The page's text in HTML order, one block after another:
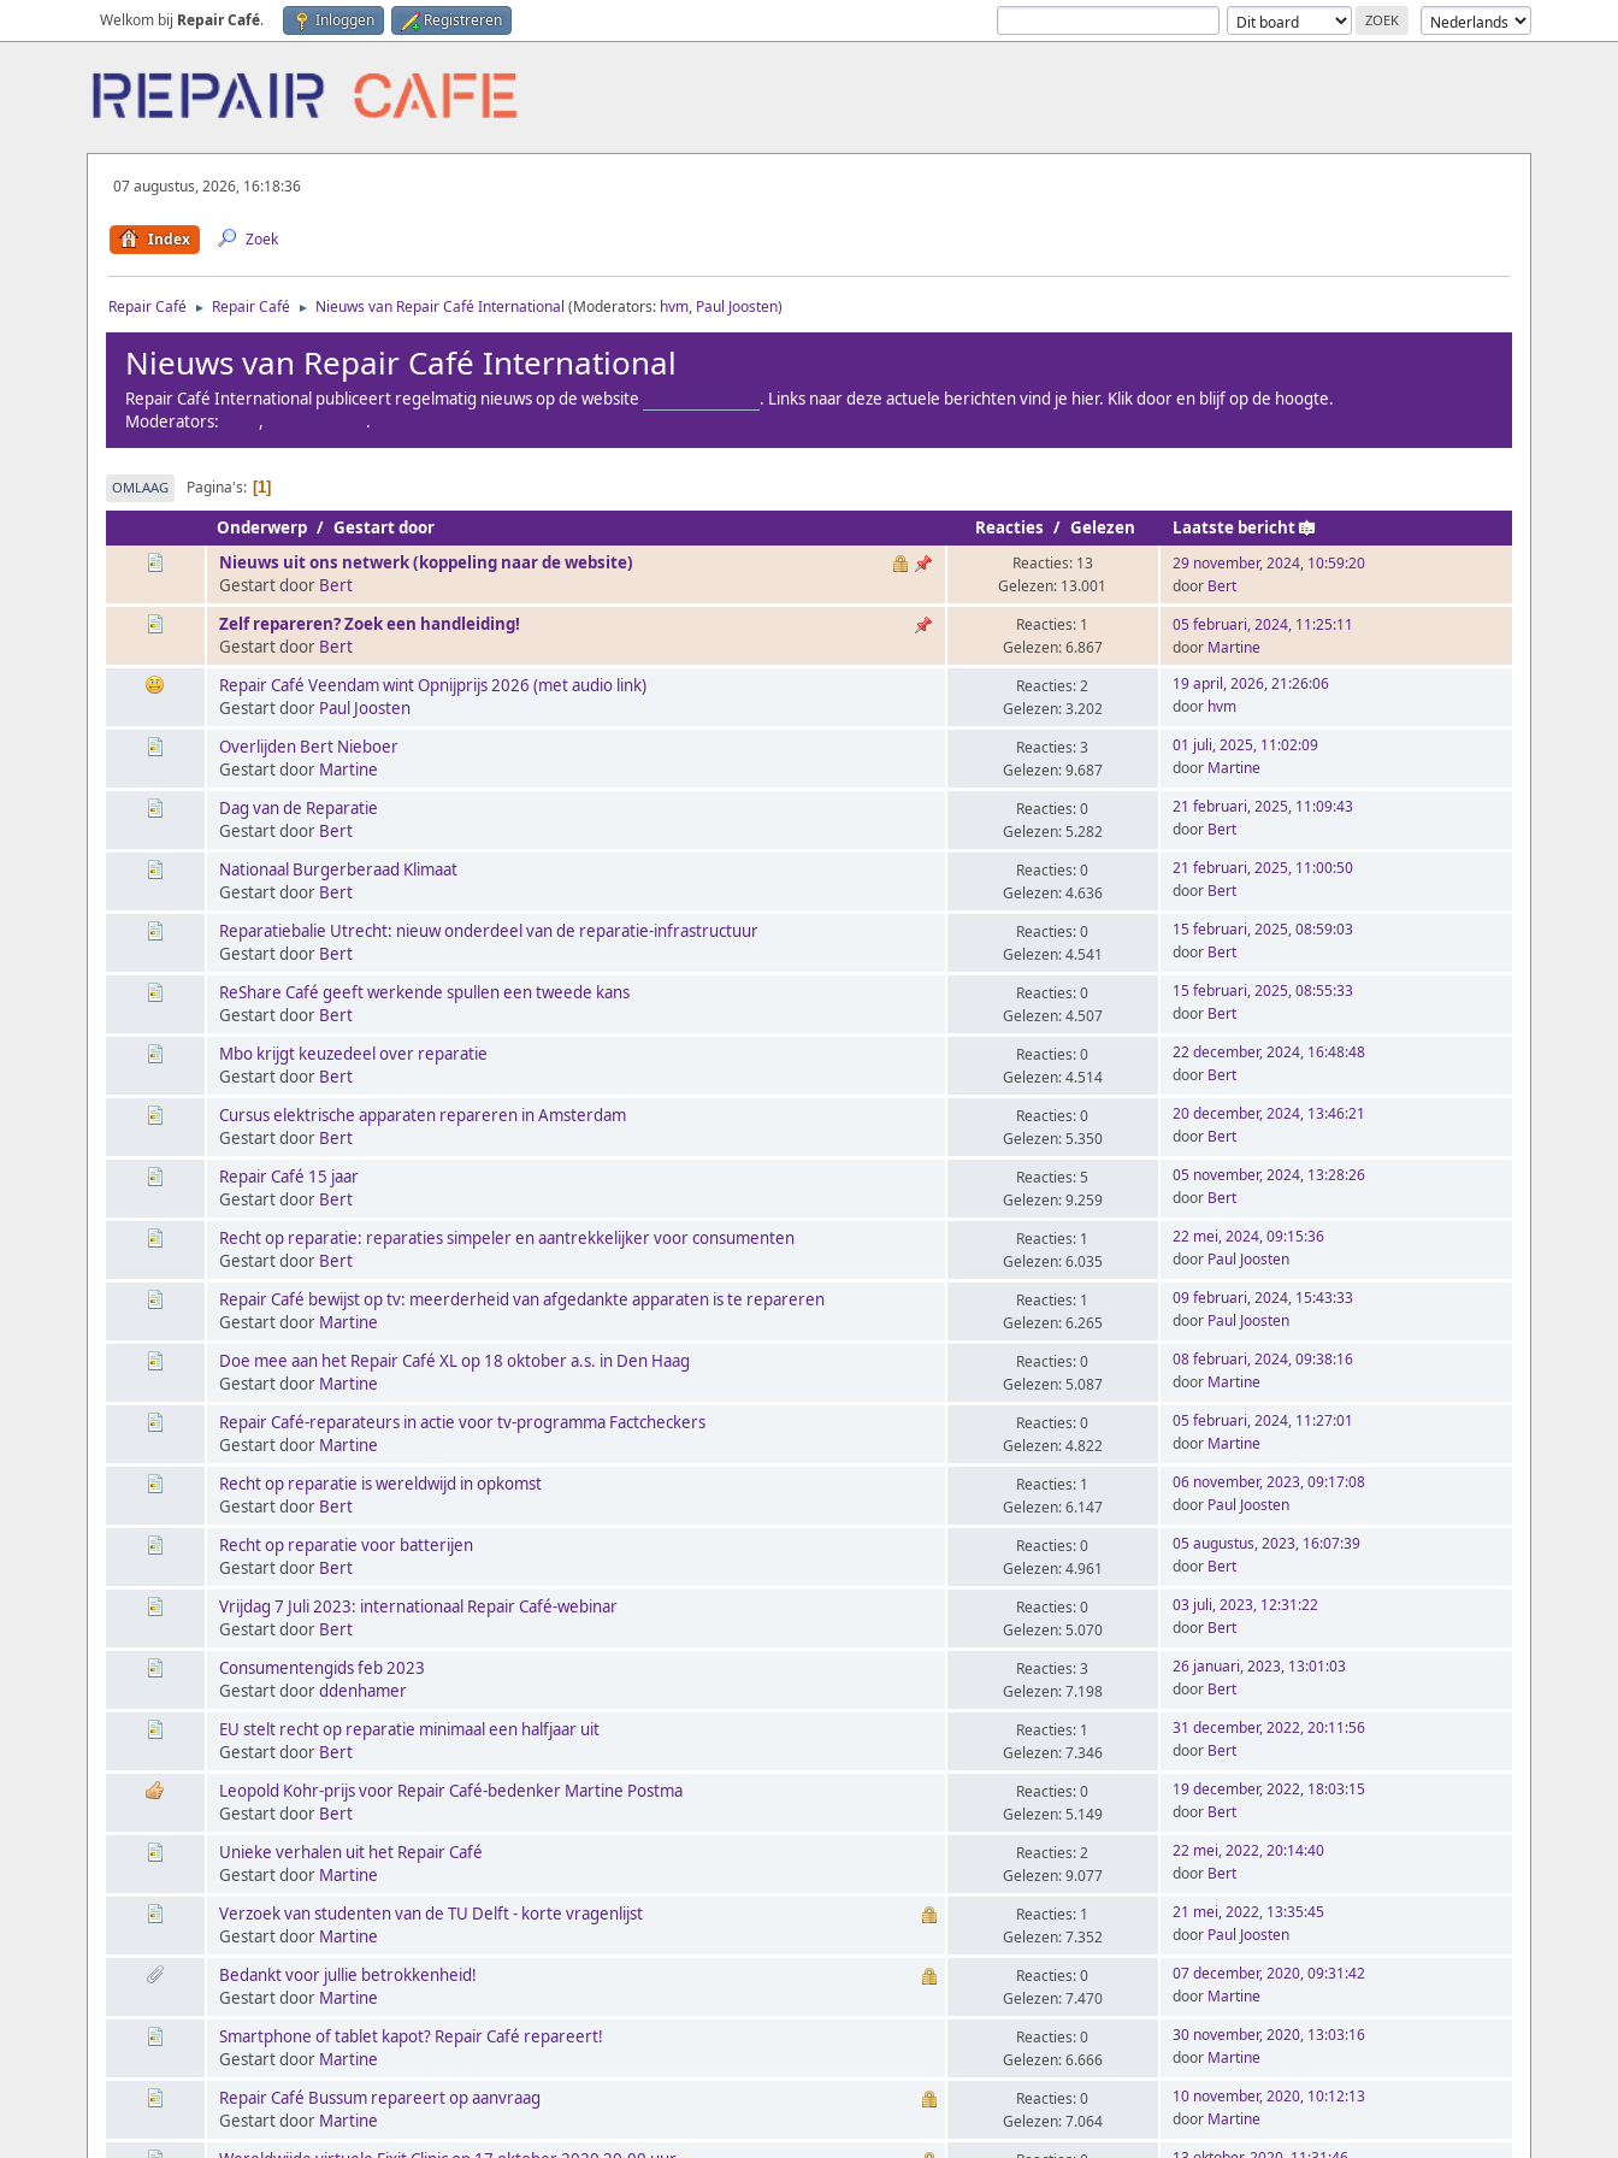
Welkom bij Repair Café. Inloggen Registreren
07 augustus, 2026, 16:18:36
Index Zoek
Repair Café ► Repair Café ► Nieuws van Repair Café International (Moderators: hvm, Paul Joosten)
Nieuws van Repair Café International
Repair Café International publiceert regelmatig nieuws op de website
. Links naar deze actuele berichten vind je hier. Klik door en blijf op de hoogte.
Moderators:
, .
OMLAAG Pagina's 1
Onderwerp / Gestart door Reacties / Gelezen
Laatste bericht
Nieuws uit ons netwerk (koppeling naar de website)
Gestart door Bert
Reacties: 13
Gelezen: 13.001
29 november, 2024, 10:59:20
door Bert
Zelf repareren? Zoek een handleiding!
Gestart door Bert
Reacties: 1
Gelezen: 6.867
05 februari, 2024, 11:25:11
door Martine
Repair Café Veendam wint Opnijprijs 2026 (met audio link)
Gestart door Paul Joosten
Reacties: 2
Gelezen: 3.202
19 april, 2026, 21:26:06
door hvm
Overlijden Bert Nieboer
Gestart door Martine
Reacties: 3
Gelezen: 9.687
01 juli, 2025, 11:02:09
door Martine
Dag van de Reparatie
Gestart door Bert
Reacties: 0
Gelezen: 5.282
21 februari, 2025, 11:09:43
door Bert
Nationaal Burgerberaad Klimaat
Gestart door Bert
Reacties: 0
Gelezen: 4.636
21 februari, 2025, 11:00:50
door Bert
Reparatiebalie Utrecht: nieuw onderdeel van de reparatie-infrastructuur
Gestart door Bert
Reacties: 0
Gelezen: 4.541
15 februari, 2025, 08:59:03
door Bert
ReShare Café geeft werkende spullen een tweede kans
Gestart door Bert
Reacties: 0
Gelezen: 4.507
15 februari, 2025, 08:55:33
door Bert
Mbo krijgt keuzedeel over reparatie
Gestart door Bert
Reacties: 0
Gelezen: 4.514
22 december, 2024, 16:48:48
door Bert
Cursus elektrische apparaten repareren in Amsterdam
Gestart door Bert
Reacties: 0
Gelezen: 5.350
20 december, 2024, 13:46:21
door Bert
Repair Café 15 jaar
Gestart door Bert
Reacties: 5
Gelezen: 9.259
05 november, 2024, 13:28:26
door Bert
Recht op reparatie: reparaties simpeler en aantrekkelijker voor consumenten
Gestart door Bert
Reacties: 1
Gelezen: 6.035
22 mei, 2024, 09:15:36
door Paul Joosten
Repair Café bewijst op tv: meerderheid van afgedankte apparaten is te repareren
Gestart door Martine
Reacties: 1
Gelezen: 6.265
09 februari, 2024, 15:43:33
door Paul Joosten
Doe mee aan het Repair Café XL op 18 oktober a.s. in Den Haag
Gestart door Martine
Reacties: 0
Gelezen: 5.087
08 februari, 2024, 09:38:16
door Martine
Repair Café-reparateurs in actie voor tv-programma Factcheckers
Gestart door Martine
Reacties: 0
Gelezen: 4.822
05 februari, 2024, 11:27:01
door Martine
Recht op reparatie is wereldwijd in opkomst
Gestart door Bert
Reacties: 1
Gelezen: 6.147
06 november, 2023, 09:17:08
door Paul Joosten
Recht op reparatie voor batterijen
Gestart door Bert
Reacties: 0
Gelezen: 4.961
05 augustus, 2023, 16:07:39
door Bert
Vrijdag 7 Juli 2023: internationaal Repair Café-webinar
Gestart door Bert
Reacties: 0
Gelezen: 5.070
03 juli, 2023, 12:31:22
door Bert
Consumentengids feb 2023
Gestart doorddenhamer
Reacties: 3
Gelezen: 7.198
26 januari, 2023, 13:01:03
door Bert
EU stelt recht op reparatie minimaal een halfjaar uit
Gestart door Bert
Reacties: 1
Gelezen: 7.346
31 december, 2022, 20:11:56
door Bert
Leopold Kohr-prijs voor Repair Café-bedenker Martine Postma
Gestart door Bert
Reacties: 0
Gelezen: 5.149
19 december, 2022, 18:03:15
door Bert
Unieke verhalen uit het Repair Café
Gestart door Martine
Reacties: 2
Gelezen: 9.077
22 mei, 2022, 20:14:40
door Bert
Verzoek van studenten van de TU Delft - korte vragenlijst
Gestart door Martine
Reacties: 1
Gelezen: 7.352
21 mei, 2022, 13:35:45
door Paul Joosten
Bedankt voor jullie betrokkenheid!
Gestart door Martine
Reacties: 0
Gelezen: 7.470
07 december, 2020, 09:31:42
door Martine
Smartphone of tablet kapot? Repair Café repareert!
Gestart door Martine
Reacties: 0
Gelezen: 6.666
30 november, 2020, 13:03:16
door Martine
Repair Café Bussum repareert op aanvraag
Gestart door Martine
Reacties: 0
Gelezen: 7.064
10 november, 2020, 10:12:13
door Martine